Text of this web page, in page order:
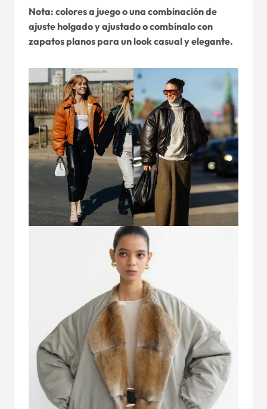
Nota: colores a juego o una combinación de
ajuste holgado y ajustado o combínalo con
zapatos planos para un look casual y elegante.